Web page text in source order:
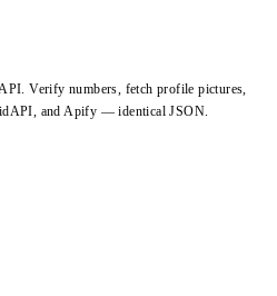
Verify numbers, fetch profile pictures,
and Apify — identical JSON.